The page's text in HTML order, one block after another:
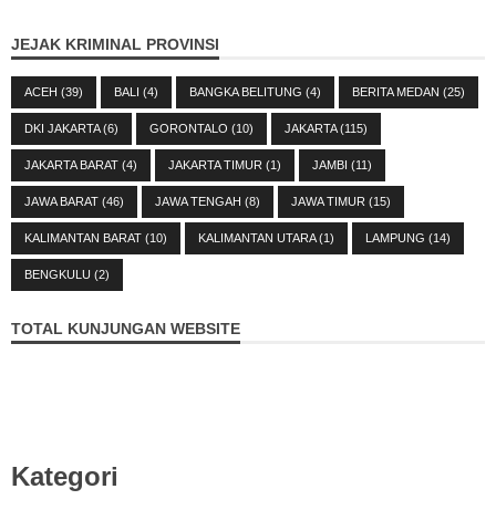
JEJAK KRIMINAL PROVINSI
ACEH (39) BALI (4) BANGKA BELITUNG (4) BERITA MEDAN (25)
DKI JAKARTA(6) GORONTALO (10) JAKARTA(115)
JAKARTA BARAT (4) JAKARTA TIMUR (1) JAMBI (11)
JAWA BARAT (46) JAWA TENGAH (8) JAWA TIMUR (15)
KALIMANTAN BARAT (10) KALIMANTAN UTARA(1) LAMPUNG (14)
BENGKULU (2)
TOTAL KUNJUNGAN WEBSITE
Kategori